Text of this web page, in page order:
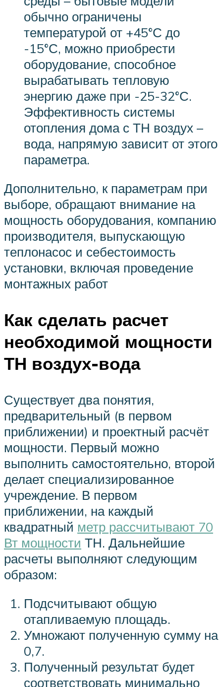
обычно ограничены
температурой от +45°С до
-15°С, можно приобрести
оборудование, способное
вырабатывать тепловую
энергию даже при -25-32°С.
Эффективность системы
отопления дома с ТН воздух –
вода, напрямую зависит от этого
параметра.
Дополнительно, к параметрам при
выборе, обращают внимание на
мощность оборудования, компанию
производителя, выпускающую
теплонасос и себестоимость
установки, включая проведение
монтажных работ
Как сделать расчет
необходимой мощности
ТН воздух-вода
Существует два понятия,
предварительный (в первом
приближении) и проектный расчёт
мощности. Первый можно
выполнить самостоятельно, второй
делает специализированное
учреждение. В первом
приближении, на каждый
квадратный метр рассчитывают 70
Вт мощности ТН. Дальнейшие
расчеты выполняют следующим
образом:
Подсчитывают общую
отапливаемую площадь.
Умножают полученную сумму на
0,7.
Полученный результат будет
соответствовать минимально